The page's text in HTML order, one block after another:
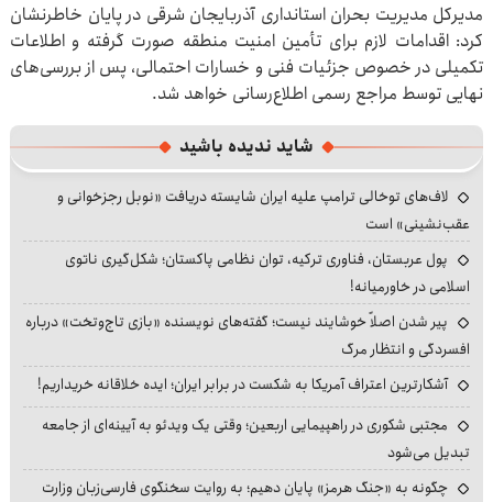
مدیرکل مدیریت بحران استانداری آذربایجان شرقی در پایان خاطرنشان
کرد: اقدامات لازم برای تأمین امنیت منطقه صورت گرفته و اطلاعات
تکمیلی در خصوص جزئیات فنی و خسارات احتمالی، پس از بررسی‌های
نهایی توسط مراجع رسمی اطلاع‌رسانی خواهد شد.
شاید ندیده باشید
لاف‌های توخالی ترامپ علیه ایران شایسته دریافت «نوبل رجزخوانی و
عقب‌نشینی» است
پول عربستان، فناوری ترکیه، توان نظامی پاکستان؛ شکل‌گیری ناتوی
اسلامی در خاورمیانه!
پیر شدن اصلاً خوشایند نیست؛ گفته‌های نویسنده «بازی تاج‌وتخت» درباره
افسردگی و انتظار مرگ
آشکارترین اعتراف آمریکا به شکست در برابر ایران؛ ایده خلاقانه خریداریم!
مجتبی شکوری در راهپیمایی اربعین؛ وقتی یک ویدئو به آیینه‌ای از جامعه
تبدیل می‌شود
چگونه به «جنگ هرمز» پایان دهیم؛ به روایت سخنگوی فارسی‌زبان وزارت